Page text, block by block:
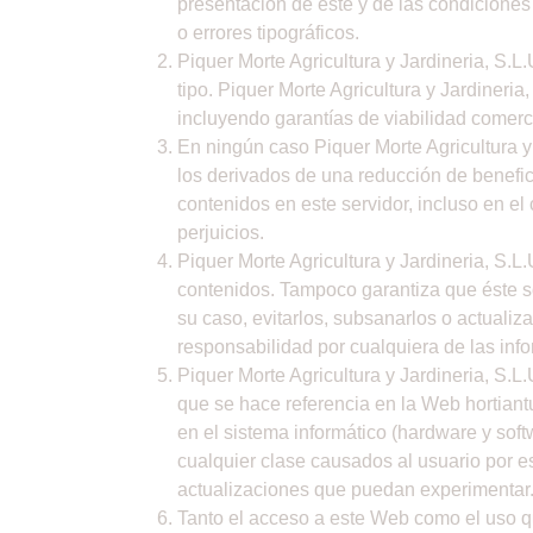
o errores tipográficos.
Piquer Morte Agricultura y Jardineria,
tipo. Piquer Morte Agricultura y
incluyendo garantías de viabilidad
En ningún caso Piquer Morte Agricultura
los derivados de una reducción de
contenidos en este servidor, incluso en
perjuicios.
Piquer Morte Agricultura y Jardineria,
contenidos. Tampoco garantiza que éste
su caso, evitarlos, subsanarlos o
responsabilidad por cualquiera de las
Piquer Morte Agricultura y Jardineria,
que se hace referencia en la Web
en el sistema informático (hardware y
cualquier clase causados al usuario por
actualizaciones que puedan experimentar.
Tanto el acceso a este Web como el uso